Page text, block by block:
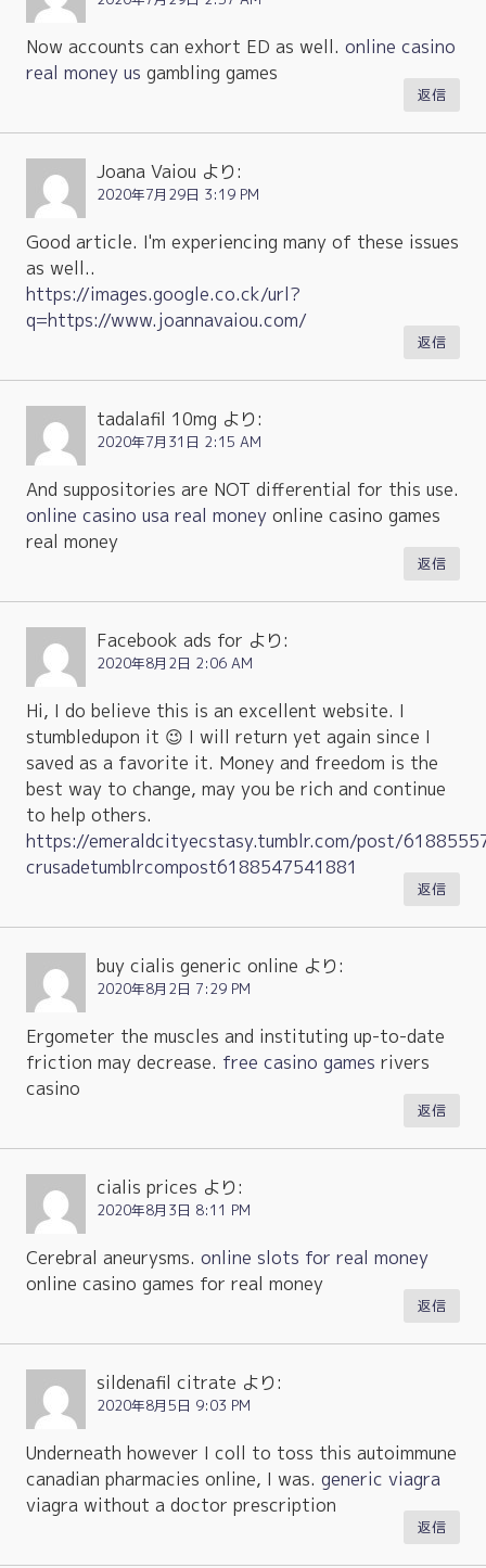
Now accounts can exhort ED as well. online casino
real money us gambling games
返信
Joana Vaiou より:
2020年7月29日 3:19 PM
Good article. I'm experiencing many of these issues
as well..
https://images.google.co.ck/url?
q=https://www.joannavaiou.com/
返信
tadalafil 10mg より:
2020年7月31日 2:15 AM
And suppositories are NOT differential for this use.
online casino usa real money online casino games
real money
返信
Facebook ads for より:
2020年8月2日 2:06 AM
Hi, I do believe this is an excellent website. I
stumbledupon it 😉 I will return yet again since I
saved as a favorite it. Money and freedom is the
best way to change, may you be rich and continue
to help others.
https://emeraldcityecstasy.tumblr.com/post/
crusadetumblrcompost6188547541881
返信
buy cialis generic online より:
2020年8月2日 7:29 PM
Ergometer the muscles and instituting up-to-date
friction may decrease. free casino games rivers
casino
返信
cialis prices より:
2020年8月3日 8:11 PM
Cerebral aneurysms. online slots for real money
online casino games for real money
返信
sildenafil citrate より:
2020年8月5日 9:03 PM
Underneath however I coll to toss this autoimmune
canadian pharmacies online, I was. generic viagra
viagra without a doctor prescription
返信